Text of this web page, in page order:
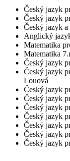
Český jazyk
Český jazyk
Český jazyk a
Anglický
Matematika
Matematika
Český jazyk
Český jazyk
Louová
Český jazyk
Český jazyk
Český jazyk
Český jazyk
Český jazyk
Český jazyk
Český jazyk